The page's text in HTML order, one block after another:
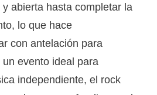
abierta hasta completar la
lo que hace
con antelación para
evento ideal para
independiente, el rock